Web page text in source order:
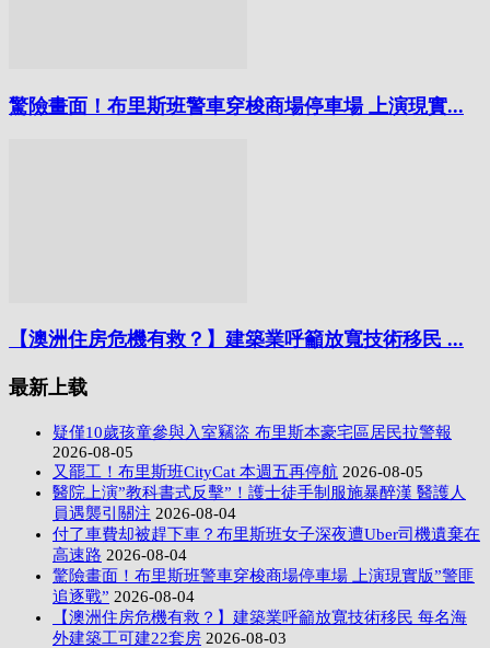
驚險畫面！布里斯班警車穿梭商場停車場 上演現實...
【澳洲住房危機有救？】建築業呼籲放寬技術移民 ...
最新上载
疑僅10歲孩童參與入室竊盜 布里斯本豪宅區居民拉警報
2026-08-05
又罷工！布里斯班CityCat 本週五再停航 2026-08-05
醫院上演”教科書式反擊”！護士徒手制服施暴醉漢 醫護人
員遇襲引關注 2026-08-04
付了車費却被趕下車？布里斯班女子深夜遭Uber司機遺棄在
高速路 2026-08-04
驚險畫面！布里斯班警車穿梭商場停車場 上演現實版”警匪
追逐戰” 2026-08-04
【澳洲住房危機有救？】建築業呼籲放寬技術移民 每名海
外建築工可建22套房 2026-08-03